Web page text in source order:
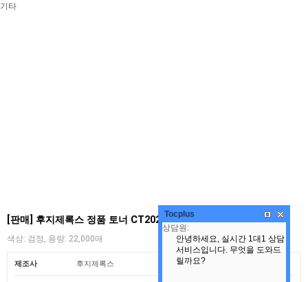
기타
[판매] 후지제록스 정품 토너 CT202488 (C2263)
색상: 검정, 용량: 22,000매
제조사 후지제록스
Tocplus